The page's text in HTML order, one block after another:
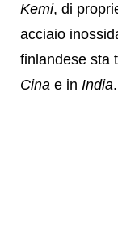
Kemi, di
acciaio
finlandese sta
Cina e in India.